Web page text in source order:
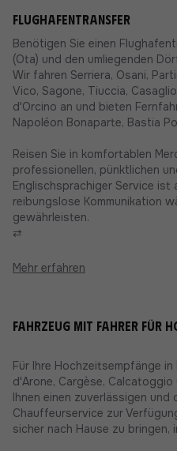
Flughafentransfer
Benötigen Sie einen
(Ota) und den umliegenden
Wir fahren Serriera, Osani,
Vico, Sagone, Tiuccia,
d'Orcino an und bieten
Napoléon Bonaparte, Bastia
Reisen Sie in komfortablen
professionellen, pünktlichen
Englischsprachiger Service ist
reibungslose Kommunikation
gewährleisten.
⇄
Mehr erfahren
Fahrzeug mit Fahrer für
Für Ihre Hochzeitsempfänge
d'Arone, Cargèse,
Ihnen einen zuverlässigen und
Chauffeurservice zur
sicher nach Hause zu bringen,